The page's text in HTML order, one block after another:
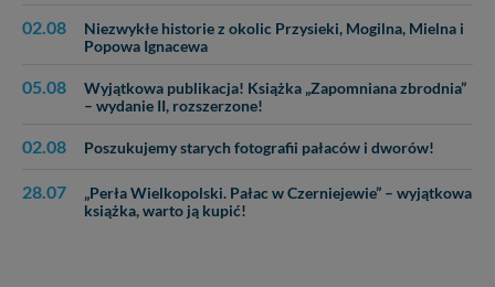
02.08
Niezwykłe historie z okolic Przysieki, Mogilna, Mielna i
Popowa Ignacewa
05.08
Wyjątkowa publikacja! Książka „Zapomniana zbrodnia”
– wydanie II, rozszerzone!
02.08 Poszukujemy starych fotografii pałaców i dworów!
28.07
„Perła Wielkopolski. Pałac w Czerniejewie” – wyjątkowa
książka, warto ją kupić!